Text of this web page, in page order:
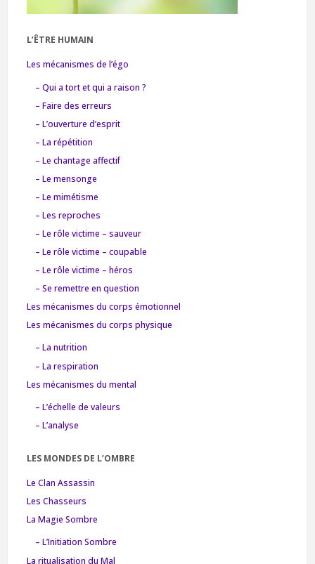
L’ÊTRE HUMAIN
Les mécanismes de l’égo
– Qui a tort et qui a raison ?
– Faire des erreurs
– L’ouverture d’esprit
– La répétition
– Le chantage affectif
– Le mensonge
– Le mimétisme
– Les reproches
– Le rôle victime – sauveur
– Le rôle victime – coupable
– Le rôle victime – héros
– Se remettre en question
Les mécanismes du corps émotionnel
Les mécanismes du corps physique
– La nutrition
– La respiration
Les mécanismes du mental
– L’échelle de valeurs
– L’analyse
LES MONDES DE L’OMBRE
Le Clan Assassin
Les Chasseurs
La Magie Sombre
– L’Initiation Sombre
La ritualisation du Mal